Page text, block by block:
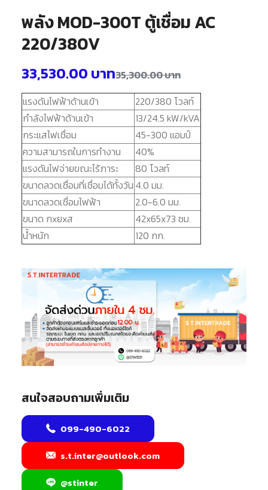
พลัง MOD-300T ตู้เชื่อม AC
220/380V
35,300.00บาท
33,530.00 บาท
แรงดันไฟฟ้าด้านเข้า
220/380 โวลท์
กำลังไฟฟ้าด้านเข้า
13/24.5 kW/kVA
กระแสไฟเชื่อม
45-300 แอมป์
ความสามารถในการทำงาน
40%
แรงดันไฟจ่ายขณะไร้ภาระ
80 โวลท์
ขนาดลวดเชื่อมที่เชื่อมได้ทั้งวัน 4.0 มม.
ขนาดลวดเชื่อมไฟฟ้า
2.0-6.0 มม.
ขนาด กxยxส
42x65x73 ซม.
น้ำหนัก
120 กก.
สนใจสอบถามเพิ่มเติม
099-490-6022
s.t.inter@outlook.com
@stinter